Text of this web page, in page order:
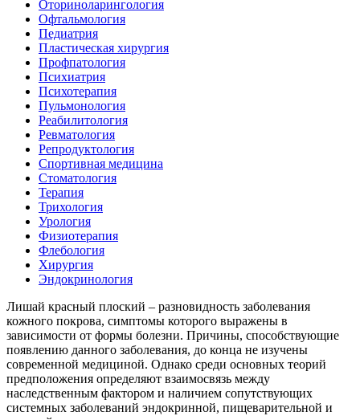
Оториноларингология
Офтальмология
Педиатрия
Пластическая хирургия
Профпатология
Психиатрия
Психотерапия
Пульмонология
Реабилитология
Ревматология
Репродуктология
Спортивная медицина
Стоматология
Терапия
Трихология
Урология
Физиотерапия
Флебология
Хирургия
Эндокринология
Лишай красный плоский – разновидность заболевания
кожного покрова, симптомы которого выражены в
зависимости от формы болезни. Причины, способствующие
появлению данного заболевания, до конца не изучены
современной медициной. Однако среди основных теорий
предположения определяют взаимосвязь между
наследственным фактором и наличием сопутствующих
системных заболеваний эндокринной, пищеварительной и